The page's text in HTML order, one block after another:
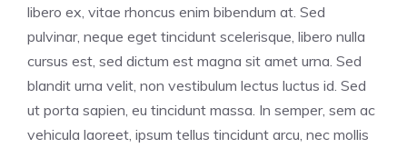
libero ex, vitae rhoncus enim bibendum at. Sed
pulvinar, neque eget tincidunt scelerisque, libero nulla
cursus est, sed dictum est magna sit amet urna. Sed
blandit urna velit, non vestibulum lectus luctus id. Sed
ut porta sapien, eu tincidunt massa. In semper, sem ac
vehicula laoreet, ipsum tellus tincidunt arcu, nec mollis